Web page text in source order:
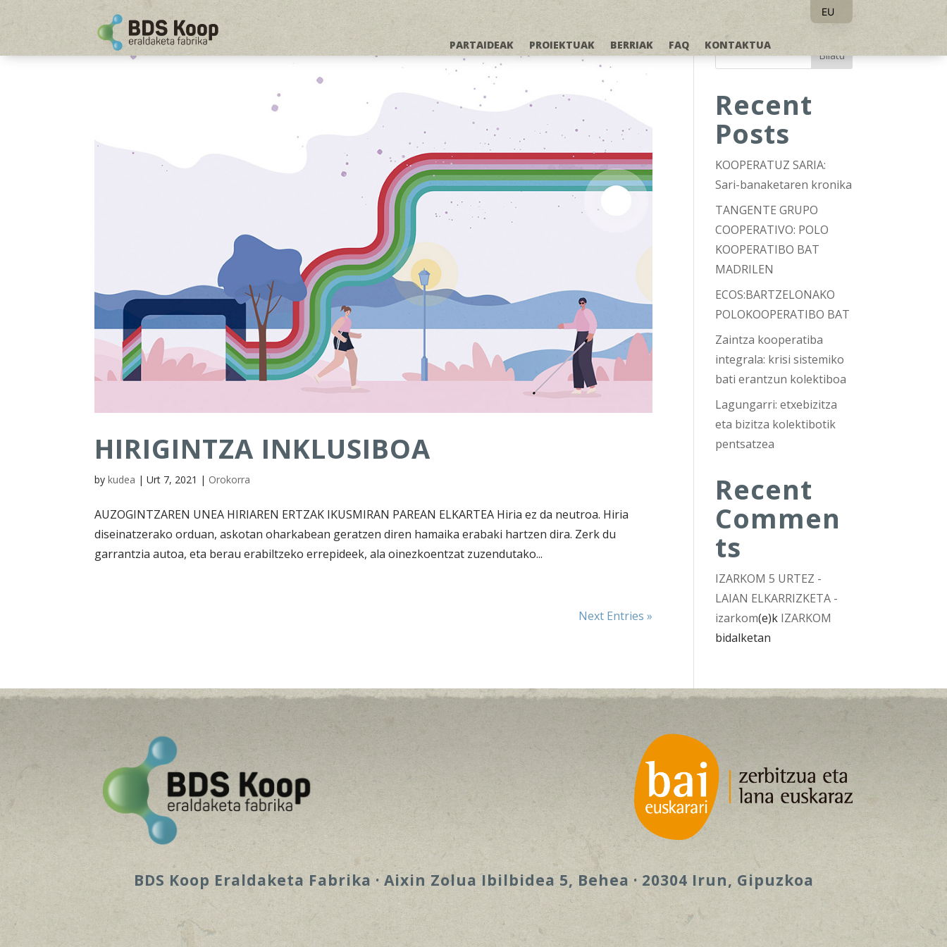
PARTAIDEAK PROIEKTUAK BERRIAK FAQ KONTAKTUA
HIRIGINTZA INKLUSIBOA
bykudea |Urt 7, 2021 | Orokorra
AUZOGINTZAREN UNEA HIRIAREN ERTZAK IKUSMIRAN PAREAN ELKARTEA Hiria ez da neutroa. Hiria
diseinatzerako orduan, askotan oharkabean geratzen diren hamaika erabaki hartzen dira. Zerk du
garrantzia autoa, eta berau erabiltzeko errepideek, ala oinezkoentzat zuzendutako...
Next Entries »
Bilatu
Recent
Posts
KOOPERATUZ SARIA:
Sari-banaketaren kronika
TANGENTE GRUPO
COOPERATIVO: POLO
KOOPERATIBO BAT
MADRILEN
ECOS:BARTZELONAKO
POLOKOOPERATIBO BAT
Zaintza kooperatiba
integrala: krisi sistemiko
bati erantzun kolektiboa
Lagungarri: etxebizitza
eta bizitza kolektibotik
pentsatzea
Recent
Commen
ts
IZARKOM 5 URTEZ -
LAIAN ELKARRIZKETA -
izarkom(e)k IZARKOM
bidalketan
BDS Koop Eraldaketa Fabrika · Aixin Zolua Ibilbidea 5, Behea · 20304 Irun, Gipuzkoa
EU